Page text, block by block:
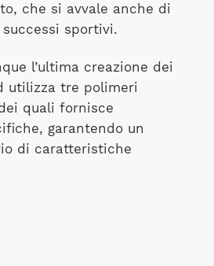
che si avvale anche di
sportivi.
l’ultima creazione dei
utilizza tre polimeri
quali fornisce
garantendo un
di caratteristiche